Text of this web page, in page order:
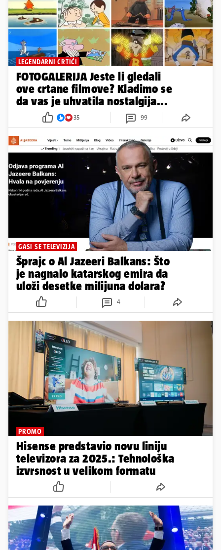
LEGENDARNI CRTIĆI
FOTOGALERIJA Jeste li gledali
ove crtane filmove? Kladimo se
da vas je uhvatila nostalgija...
35 99
GASI SE TELEVIZIJA
Šprajc o Al Jazeeri Balkans: Što
je nagnalo katarskog emira da
uloži desetke milijuna dolara?
4
PROMO
Hisense predstavio novu liniju
televizora za 2025.: Tehnološka
izvrsnost u velikom formatu